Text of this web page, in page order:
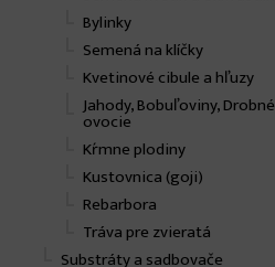
Bylinky
Semená na klíčky
Kvetinové cibule a hľuzy
Jahody, Bobuľoviny, Drobné
ovocie
Kŕmne plodiny
Kustovnica (goji)
Rebarbora
Tráva pre zvieratá
Substráty a sadbovače